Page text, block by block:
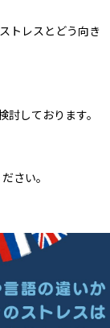
トレスとどう向き
しております。
さい。